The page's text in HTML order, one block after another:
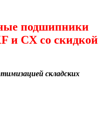
подшипники
и CX со скидкой
складских